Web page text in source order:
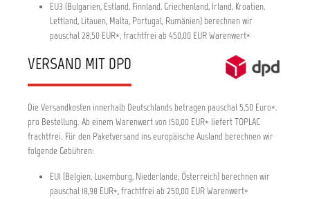
EU3 (Bulgarien, Estland, Finnland, Griechenland, Irland, Kroatien,
Lettland, Litauen, Malta, Portugal, Rumänien) berechnen wir
pauschal 28,50 EUR*, frachtfrei ab 450,00 EUR Warenwert*
VERSAND MIT DPD
Die Versandkosten innerhalb Deutschlands betragen pauschal 5,50 Euro*.
pro Bestellung. Ab einem Warenwert von 150,00 EUR* liefert TOPLAC
frachtfrei. Für den Paketversand ins europäische Ausland berechnen wir
folgende Gebühren:
EU1 (Belgien, Luxemburg, Niederlande, Österreich) berechnen wir
pauschal 18,98 EUR*, frachtfrei ab 250,00 EUR Warenwert*